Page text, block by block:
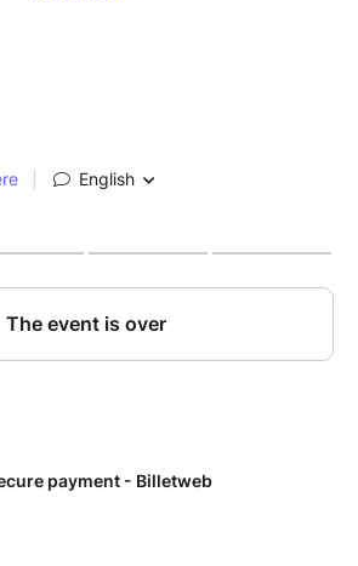
sans retenue
interactions avec le public